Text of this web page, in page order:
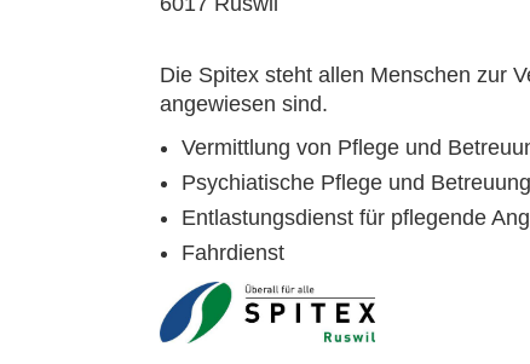
Die Spitex steht allen Menschen zur
angewiesen sind.
Vermittlung von Pflege und
Psychiatische Pflege und Betreuung
Entlastungsdienst für pflegende
Fahrdienst